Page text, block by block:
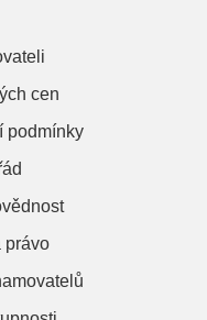
cen
podmínky
právo